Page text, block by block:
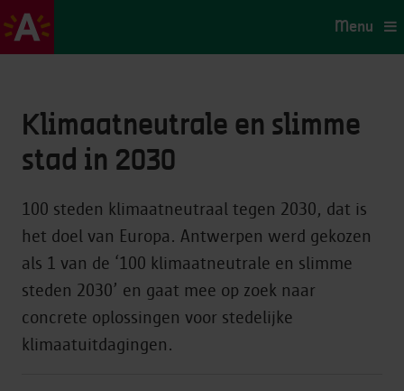
Menu
Klimaatneutrale en slimme
stad in 2030
100 steden klimaatneutraal tegen 2030, dat is
het doel van Europa. Antwerpen werd gekozen
als 1 van de ‘100 klimaatneutrale en slimme
steden 2030’ en gaat mee op zoek naar
concrete oplossingen voor stedelijke
klimaatuitdagingen.